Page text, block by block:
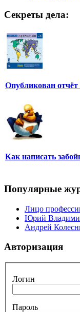
Секреты дела:
Опубликован отчёт
Как написать
Популярные
Лицо
Юрий
Андрей
Авторизация
Логин
Пароль